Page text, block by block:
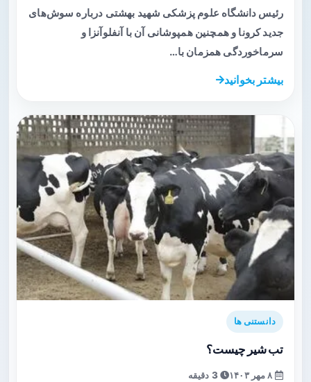
رئیس دانشگاه علوم‌ پزشکی شهید بهشتی درباره سوش‌های
جدید کرونا و همچنین همپوشانی آن با آنفلوآنزا و
سرماخوردگی همزمان با…
بیشتر بخوانید
دانستنی ها
تب شیر چیست؟
3 دقیقه